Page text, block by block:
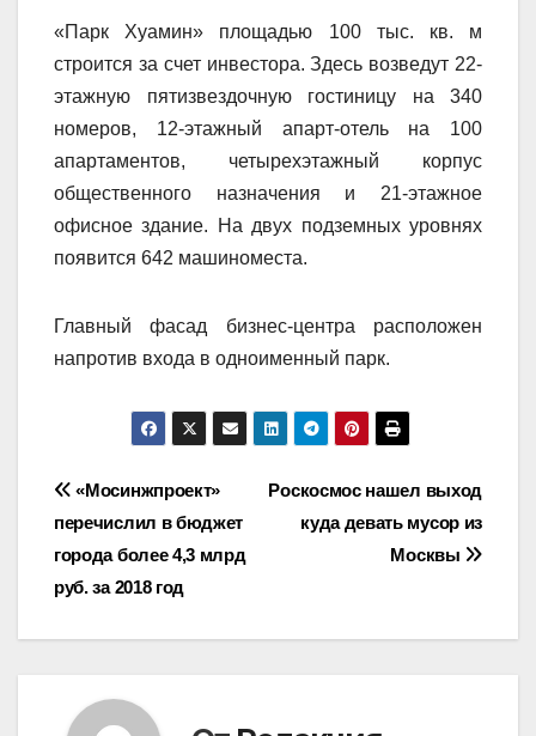
«Парк Хуамин» площадью 100 тыс. кв. м
строится за счет инвестора. Здесь возведут 22-
этажную пятизвездочную гостиницу на 340
номеров, 12-этажный апарт-отель на 100
апартаментов, четырехэтажный корпус
общественного назначения и 21-этажное
офисное здание. На двух подземных уровнях
появится 642 машиноместа.
Главный фасад бизнес-центра расположен
напротив входа в одноименный парк.
Навигация
по
записям
Роскосмос нашел выход
куда девать мусор из
Москвы
«Мосинжпроект»
перечислил в бюджет
города более 4,3 млрд
руб. за 2018 год